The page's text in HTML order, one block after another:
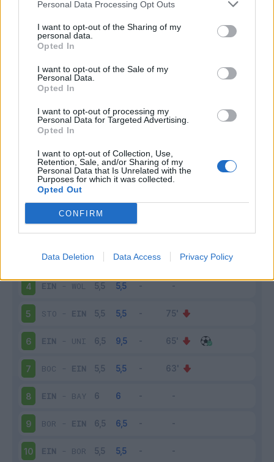
Personal Data Processing Opt Outs
I want to opt-out of the Sharing of my
personal data.
Opted In
I want to opt-out of the Sale of my
Personal Data.
Opted In
I want to opt-out of processing my
Personal Data for Targeted Advertising.
Opted In
I want to opt-out of Collection, Use,
Retention, Sale, and/or Sharing of my
Personal Data that Is Unrelated with the
Purposes for which it was collected.
Opted Out
CONFIRM
Data Deletion Data Access Privacy Policy
2 - 6%
Scarica riepilogo
stagionale
Giornata Voto FV Entrato Uscito
1 EIN-COL
2 WER-EIN
EIN-LIP
4 EIN - WOL
5 STO - EIN
6 EIN - UNI
7 BOC - EIN
8 EIN - BAY
9 BOR - EIN
10 EIN - BOR